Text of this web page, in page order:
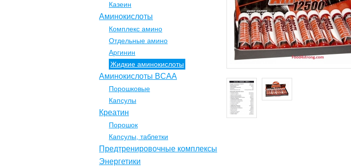
Казеин
Аминокислоты
Комплекс амино
Отдельные амино
Аргинин
Жидкие аминокислоты
Аминокислоты BCAA
Порошковые
Капсулы
Креатин
Порошок
Капсулы, таблетки
Предтренировочные комплексы
Энергетики